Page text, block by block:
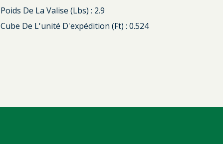
Poids De La Valise (lbs) : 2.9
Cube De L'unité D'expédition (ft) : 0.524